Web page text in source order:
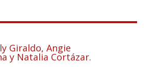
Giraldo, Angie
y Natalia Cortázar.